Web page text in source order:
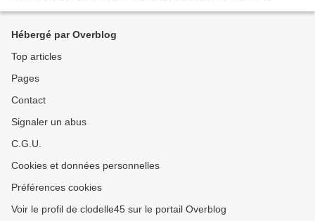
Hébergé par Overblog
Top articles
Pages
Contact
Signaler un abus
C.G.U.
Cookies et données personnelles
Préférences cookies
Voir le profil de clodelle45 sur le portail Overblog